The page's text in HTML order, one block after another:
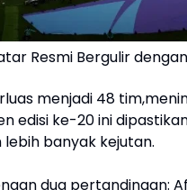
Resmi Bergulir
menjadi 48
edisi ke-20 ini
banyak kejutan.
dua pertandingan: